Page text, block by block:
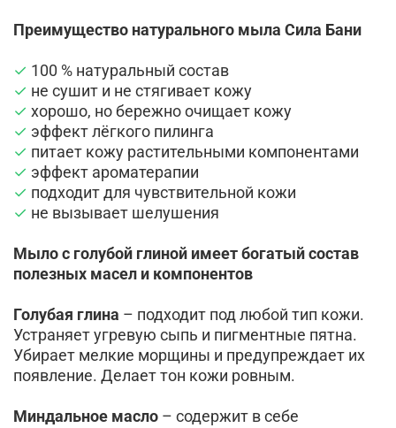
Преимущество натурального мыла Сила Бани
✓ 100 % натуральный состав
✓ не сушит и не стягивает кожу
✓ хорошо, но бережно очищает кожу
✓ эффект лёгкого пилинга
✓ питает кожу растительными компонентами
✓ эффект ароматерапии
✓ подходит для чувствительной кожи
✓ не вызывает шелушения
Мыло с голубой глиной имеет богатый состав
полезных масел и компонентов
Голубая глина – подходит под любой тип кожи.
Устраняет угревую сыпь и пигментные пятна.
Убирает мелкие морщины и предупреждает их
появление. Делает тон кожи ровным.
Миндальное масло – содержит в себе